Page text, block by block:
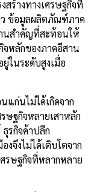
ร้างทางเศรษฐกิจที่
ว ข้อมูลผลิตภัณฑ์ภาค
นสำคัญที่สะท้อนให้
หลักของภาคอีสาน
ในระดับสูงเมื่อ
แก่นไม่ได้เกิดจาก
ษฐกิจหลายเสาหลัก
รกิจค้าปลีก
จึงไม่ได้เติบโตจาก
รษฐกิจที่หลากหลาย